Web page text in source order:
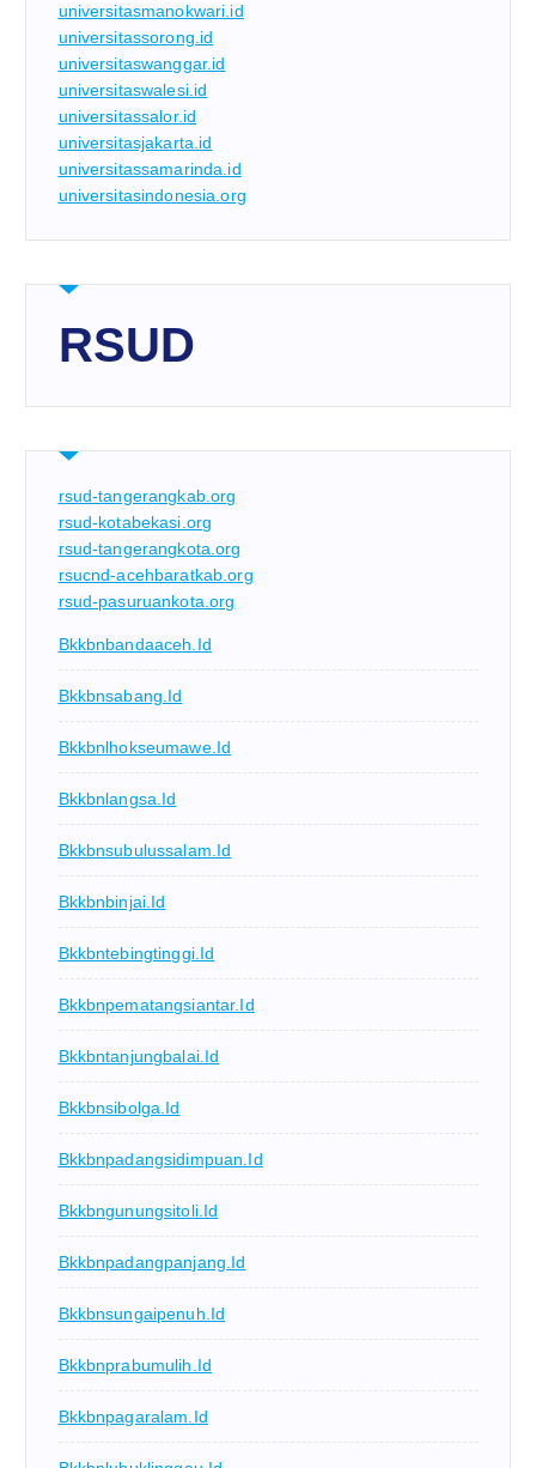
universitasmanokwari.id
universitassorong.id
universitaswanggar.id
universitaswalesi.id
universitassalor.id
universitasjakarta.id
universitassamarinda.id
universitasindonesia.org
RSUD
rsud-tangerangkab.org
rsud-kotabekasi.org
rsud-tangerangkota.org
rsucnd-acehbaratkab.org
rsud-pasuruankota.org
Bkkbnbandaaceh.id
Bkkbnsabang.id
Bkkbnlhokseumawe.id
Bkkbnlangsa.id
Bkkbnsubulussalam.id
Bkkbnbinjai.id
Bkkbntebingtinggi.id
Bkkbnpematangsiantar.id
Bkkbntanjungbalai.id
Bkkbnsibolga.id
Bkkbnpadangsidimpuan.id
Bkkbngunungsitoli.id
Bkkbnpadangpanjang.id
Bkkbnsungaipenuh.id
Bkkbnprabumulih.id
Bkkbnpagaralam.id